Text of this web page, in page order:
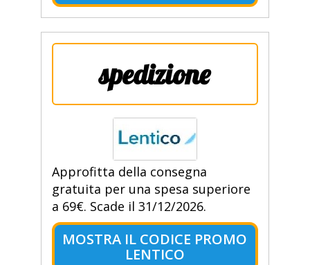
spedizione
Approfitta della consegna
gratuita per una spesa superiore
a 69€. Scade il 31/12/2026.
MOSTRA IL CODICE PROMO
LENTICO